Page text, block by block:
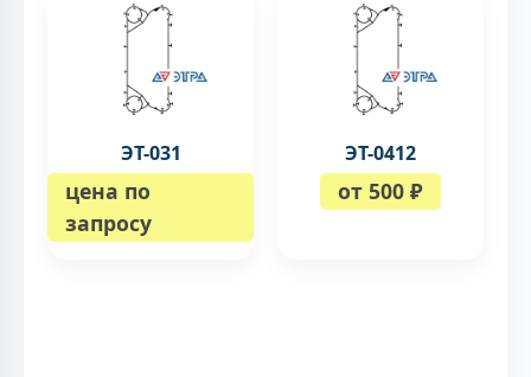
ЭТ-031
цена по
запросу
ЭТ-0412
от 500 ₽